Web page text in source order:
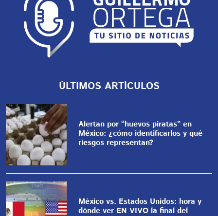
ÚLTIMOS ARTÍCULOS
Alertan por “huevos piratas” en
México: ¿cómo identificarlos y qué
riesgos representan?
México vs. Estados Unidos: hora y
dónde ver EN VIVO la final del